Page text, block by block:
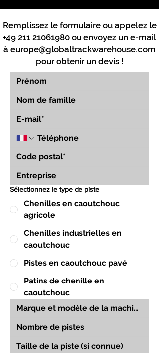
Remplissez le formulaire ou appelez le
+49 211 21061980 ou envoyez un e-mail
à europe@globaltrackwarehouse.com
pour obtenir un devis !
Sélectionnez le type de piste
Chenilles en caoutchouc
agricole
Chenilles industrielles en
caoutchouc
Pistes en caoutchouc pavé
Patins de chenille en
caoutchouc